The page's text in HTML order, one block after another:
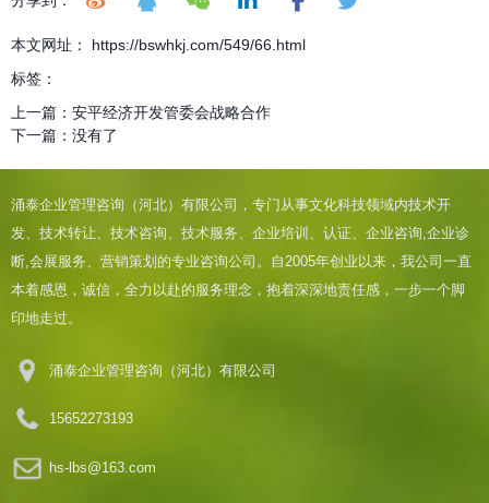
本文网址： https://bswhkj.com/549/66.html
标签：
上一篇： 安平经济开发管委会战略合作
下一篇： 没有了
涌泰企业管理咨询（河北）有限公司，专门从事文化科技领域内技术开
发、技术转让、技术咨询、技术服务、企业培训、认证、企业咨询,企业诊
断,会展服务、营销策划的专业咨询公司。自2005年创业以来，我公司一直
本着感恩，诚信，全力以赴的服务理念，抱着深深地责任感，一步一个脚
印地走过。
涌泰企业管理咨询（河北）有限公司
15652273193
hs-lbs@163.com